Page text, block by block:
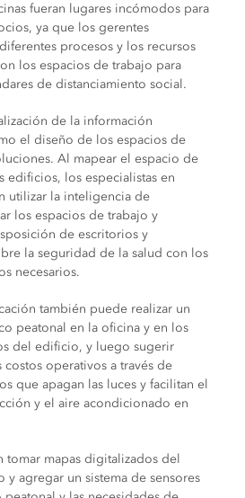
fueran lugares incómodos para
ya que los gerentes
procesos y los recursos
los espacios de trabajo para
de distanciamiento social.
de la información
el diseño de los espacios de
Al mapear el espacio de
los especialistas en
utilizar la inteligencia de
los espacios de trabajo y
de escritorios y
la seguridad de la salud con los
necesarios.
también puede realizar un
peatonal en la oficina y en los
del edificio, y luego sugerir
operativos a través de
que apagan las luces y facilitan el
y el aire acondicionado en
tomar mapas digitalizados del
agregar un sistema de sensores